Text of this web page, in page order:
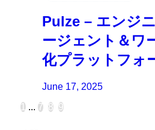
Pulze – エンジ
ージェント＆ワ
化プラットフォ
June 17, 2025
1 ... 7 8 9